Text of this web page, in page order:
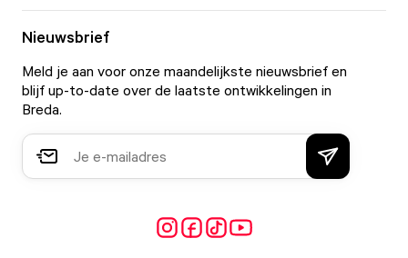
Nieuwsbrief
Meld je aan voor onze maandelijkste nieuwsbrief en
blijf up-to-date over de laatste ontwikkelingen in
Breda.